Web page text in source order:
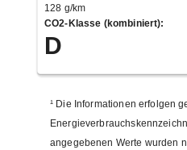
128 g/km
CO2-Klasse (kombiniert):
D
¹ Die Informationen erfolgen
angegebenen Werte wurden